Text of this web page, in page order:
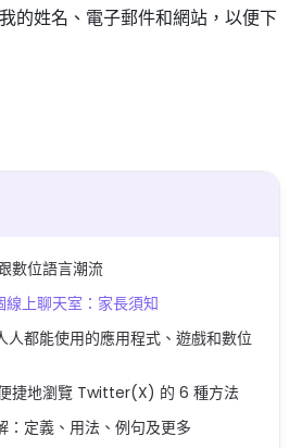
的姓名、電子郵件和網站，以便下
數位語言潮流
上聊天室：家長須知
都能使用的應用程式、遊戲和數位
捷地瀏覽 Twitter(X) 的 6 種方法
：定義、用法、例句及更多